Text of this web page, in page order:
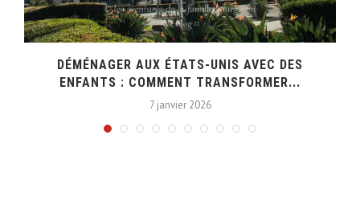
DÉMÉNAGER AUX ÉTATS-UNIS AVEC DES
ENFANTS : COMMENT TRANSFORMER...
7 janvier 2026